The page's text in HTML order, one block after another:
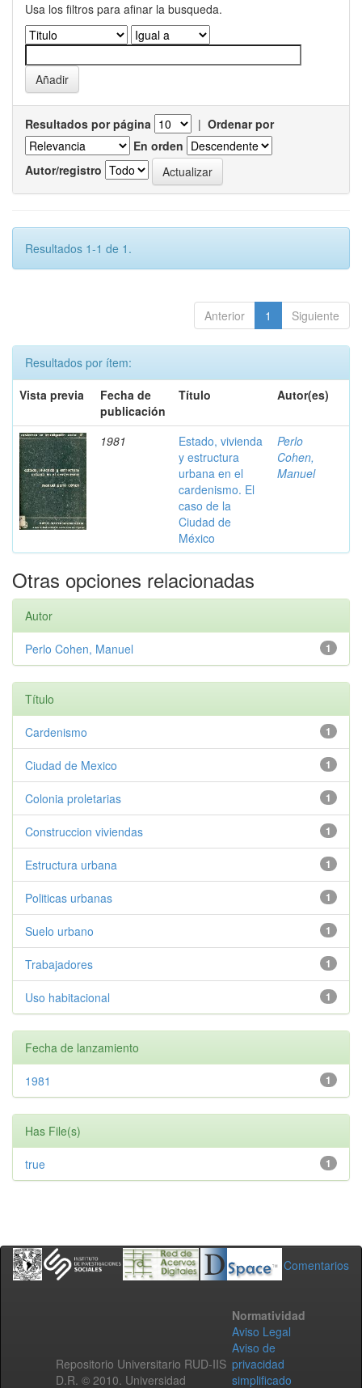
Usa los filtros para afinar la busqueda.
Resultados por página | Ordenar por
En orden
Autor/registro
Resultados 1-1 de 1.
Anterior 1 Siguiente
Resultados por ítem:
Vista previa
Fecha de
publicación
Título Autor(es)
1981
Estado, vivienda
y estructura
urbana en el
cardenismo. El
caso de la
Ciudad de
México
Perlo
Cohen,
Manuel
Otras opciones relacionadas
Autor
1
Perlo Cohen, Manuel
Título
1
Cardenismo
1
Ciudad de Mexico
1
Colonia proletarias
1
Construccion viviendas
1
Estructura urbana
1
Politicas urbanas
1
Suelo urbano
1
Trabajadores
1
Uso habitacional
Fecha de lanzamiento
1
1981
Has File(s)
1
true
Comentarios
Repositorio Universitario RUD-IIS
D.R. © 2010. Universidad
Normatividad
Aviso Legal
Aviso de
privacidad
simplificado